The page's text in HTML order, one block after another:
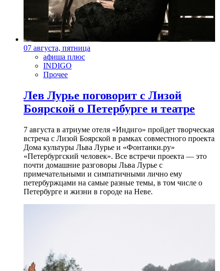
07 августа, пятница
афиша плюс
INDIGO
Прочее
Лев Лурье поговорит с Лизой
Боярской о Петербурге и театре
7 августа в атриуме отеля «Индиго» пройдет творческая
встреча с Лизой Боярской в рамках совместного проекта
Дома культуры Льва Лурье и «Фонтанки.ру»
«Петербургский человек». Все встречи проекта — это
почти домашние разговоры Льва Лурье с
примечательными и симпатичными лично ему
петербуржцами на самые разные темы, в том числе о
Петербурге и жизни в городе на Неве.